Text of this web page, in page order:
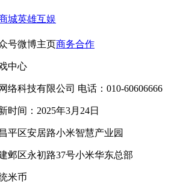
城英雄互娱
号微博主页商务合作
中心
络科技有限公司 电话：010-60606666
时间：2025年3月24日
平区安居路小米智慧产业园
邺区永初路37号小米华东总部
米币